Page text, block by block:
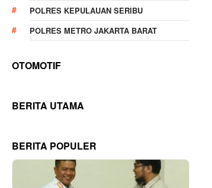
POLRES KEPULAUAN SERIBU
POLRES METRO JAKARTA BARAT
OTOMOTIF
BERITA UTAMA
BERITA POPULER